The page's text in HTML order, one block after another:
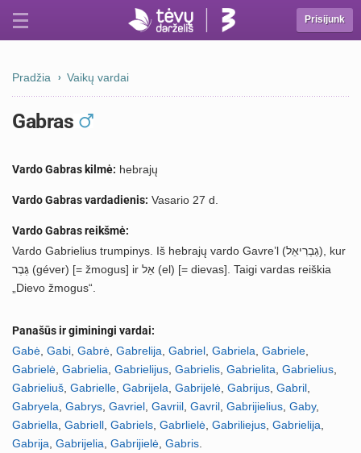
Prisijunk
Pradžia Vaikų vardai
Gabras
Vardo Gabras kilmė: hebrajų
Vardo Gabras vardadienis: Vasario 27 d.
Vardo Gabras reikšmė:
Vardo Gabrielius trumpinys. Iš hebrajų vardo Gavre’l (גַבְרִיאֵל), kur
גֶּבֶר (géver) [= žmogus] ir אֵל (el) [= dievas]. Taigi vardas reiškia
„Dievo žmogus“.
Panašūs ir giminingi vardai:
Gabė Gabi Gabrė Gabrelija Gabriel Gabriela Gabriele
Gabrielė Gabrielia Gabrielijus Gabrielis Gabrielita Gabrielius
Gabrieliuš Gabrielle Gabrijela Gabrijelė Gabrijus Gabril
Gabryela Gabrys Gavriel Gavriil Gavril Gabrijielius Gaby,
Gabriella Gabriell Gabriels Gabrlielė Gabriliejus Gabrielija
Gabrija Gabrijelia Gabrijielė Gabris